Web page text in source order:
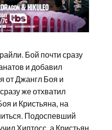
Бой почти сразу
и добавил
от Джангл Боя и
же отхватил
и Кристьяна, на
Подоспевший
Хиптосс, а Кристьян